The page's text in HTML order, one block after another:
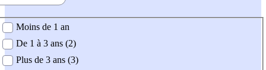
demandée
Moins de 1 an
De 1 à 3 ans (2)
Plus de 3 ans (3)